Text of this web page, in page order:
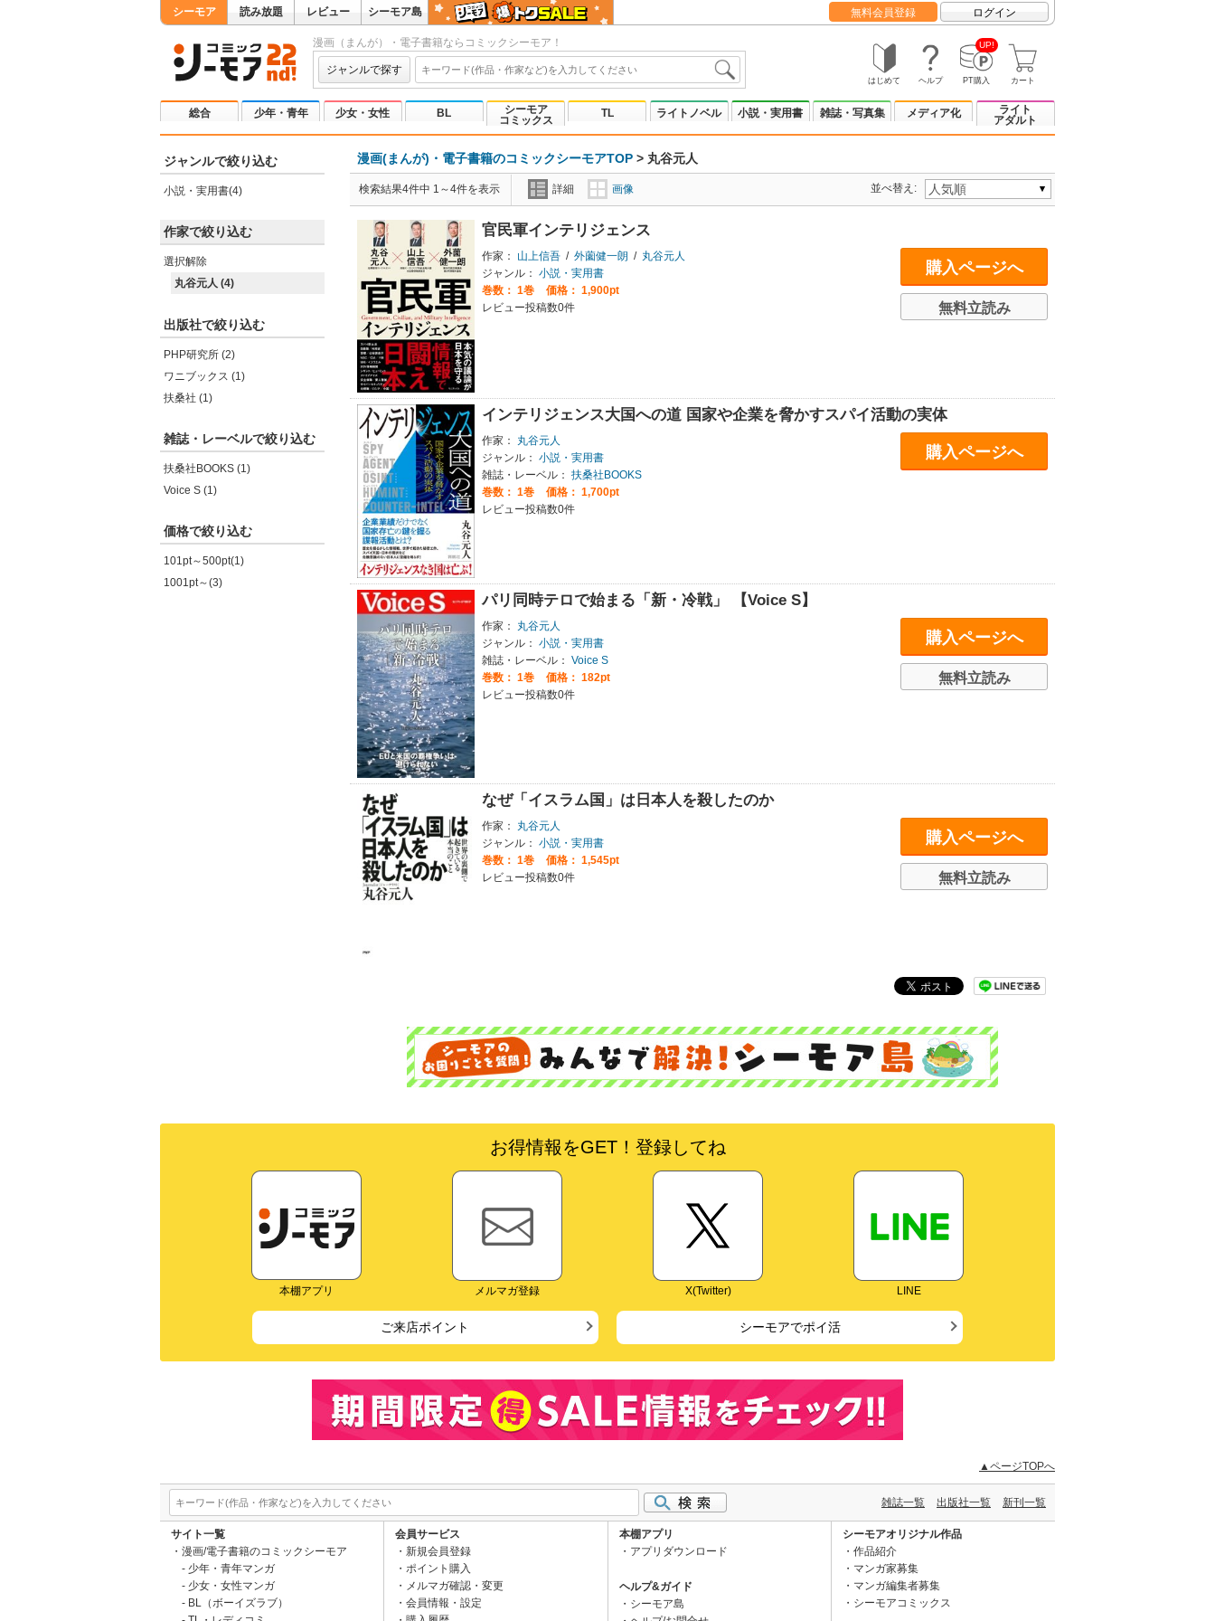
シーモア 読み放題 レビュー シーモア島 無料会員登録 ログイン
漫画（まんが）・電子書籍ならコミックシーモア！
ジャンルで探す
はじめて ヘルプ
UP!
PT購入 カート
総合 少年・青年 少女・女性 BL
シーモア
コミックス
TL ライトノベル 小説・実用書 雑誌・写真集 メディア化
ライト
アダルト
ジャンルで絞り込む
小説・実用書(4)
作家で絞り込む
選択解除
丸谷元人 (4)
出版社で絞り込む
PHP研究所 (2)
ワニブックス (1)
扶桑社 (1)
雑誌・レーベルで絞り込む
扶桑社BOOKS (1)
Voice S (1)
価格で絞り込む
101pt～500pt(1)
1001pt～(3)
漫画(まんが)・電子書籍のコミックシーモアTOP > 丸谷元人
検索結果4件中 1～4件を表示 詳細 画像 並べ替え:
官民軍インテリジェンス
作家： 山上信吾 / 外薗健一朗 / 丸谷元人
ジャンル： 小説・実用書
巻数： 1巻
価格： 1,900pt
レビュー投稿数0件
購入ページへ
無料立読み
インテリジェンス大国への道 国家や企業を脅かすスパイ活動の実体
作家：
丸谷元人
ジャンル： 小説・実用書
雑誌・レーベル： 扶桑社BOOKS
巻数： 1巻
価格： 1,700pt
レビュー投稿数0件
購入ページへ
パリ同時テロで始まる「新・冷戦」 【Voice S】
作家：
丸谷元人
ジャンル： 小説・実用書
雑誌・レーベル： Voice S
巻数： 1巻
価格： 182pt
レビュー投稿数0件
購入ページへ
無料立読み
なぜ「イスラム国」は日本人を殺したのか
作家：
丸谷元人
ジャンル： 小説・実用書
巻数： 1巻
価格： 1,545pt
レビュー投稿数0件
購入ページへ
無料立読み
お得情報をGET！登録してね
本棚アプリ メルマガ登録 X(Twitter) LINE
ご来店ポイント シーモアでポイ活
▲ページTOPへ
雑誌一覧 出版社一覧 新刊一覧
サイト一覧
漫画/電子書籍のコミックシーモア
少年・青年マンガ
少女・女性マンガ
BL（ボーイズラブ）
会員サービス
新規会員登録
ポイント購入
メルマガ確認・変更
会員情報・設定
本棚アプリ
アプリダウンロード
ヘルプ&ガイド
シーモア島
シーモアオリジナル作品
作品紹介
マンガ家募集
マンガ編集者募集
シーモアコミックス